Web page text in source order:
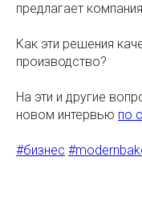
предлагает
Как эти решения
производство?
На эти и другие
новом интервью по
#бизнес